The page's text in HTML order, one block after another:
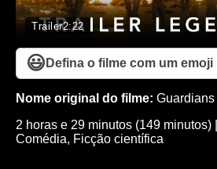
Trailer2:22
😃 Defina o filme com um emoji
Nome original do filme:
2 horas e 29 minutos (149 minutos)
Comédia, Ficção científica